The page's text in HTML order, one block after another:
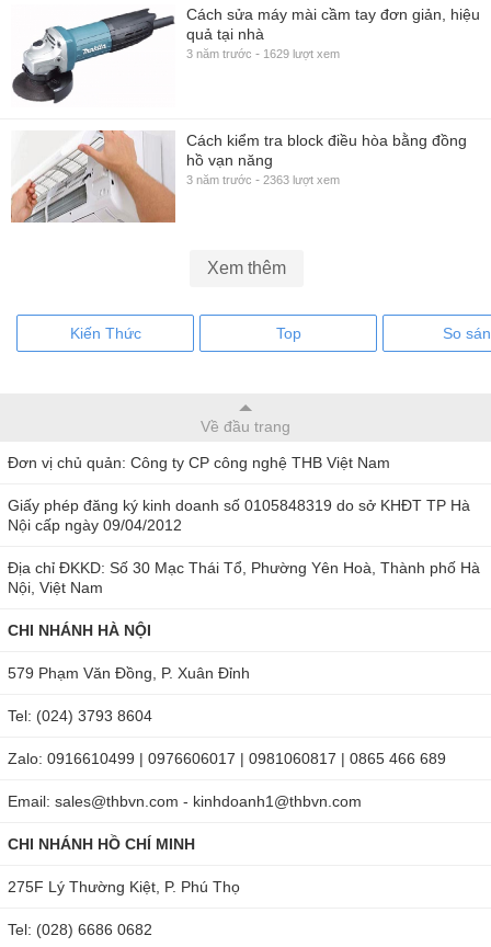
Cách sửa máy mài cầm tay đơn giản, hiệu
quả tại nhà
3 năm trước - 1629 lượt xem
Cách kiểm tra block điều hòa bằng đồng
hồ vạn năng
3 năm trước - 2363 lượt xem
Xem thêm
Kiến Thức Top So
Về đầu trang
Đơn vị chủ quản: Công ty CP công nghệ THB Việt Nam
Giấy phép đăng ký kinh doanh số 0105848319 do sở KHĐT TP Hà
Nội cấp ngày 09/04/2012
Địa chỉ ĐKKD: Số 30 Mạc Thái Tổ, Phường Yên Hoà, Thành phố Hà
Nội, Việt Nam
CHI NHÁNH HÀ NỘI
579 Phạm Văn Đồng, P. Xuân Đỉnh
Tel: (024) 3793 8604
Zalo: 0916610499 | 0976606017 | 0981060817 | 0865 466 689
Email: sales@thbvn.com - kinhdoanh1@thbvn.com
CHI NHÁNH HỒ CHÍ MINH
275F Lý Thường Kiệt, P. Phú Thọ
Tel: (028) 6686 0682